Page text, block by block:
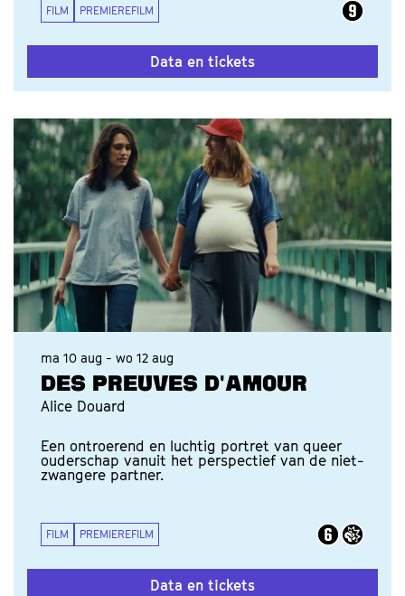
FILM PREMIEREFILM
Data en tickets
DES PREUVES D'AMOUR
Alice Douard
ma 10 aug - wo 12 aug
Een ontroerend en luchtig portret van queer
ouderschap vanuit het perspectief van de niet-
zwangere partner.
FILM PREMIEREFILM
Data en tickets